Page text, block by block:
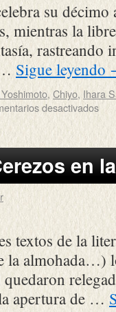
su décimo
mientras la
rastreando
Sigue leyendo
,Chiyo, Ihara
desactivados
en
textos de la
almohada…)
apertura de …